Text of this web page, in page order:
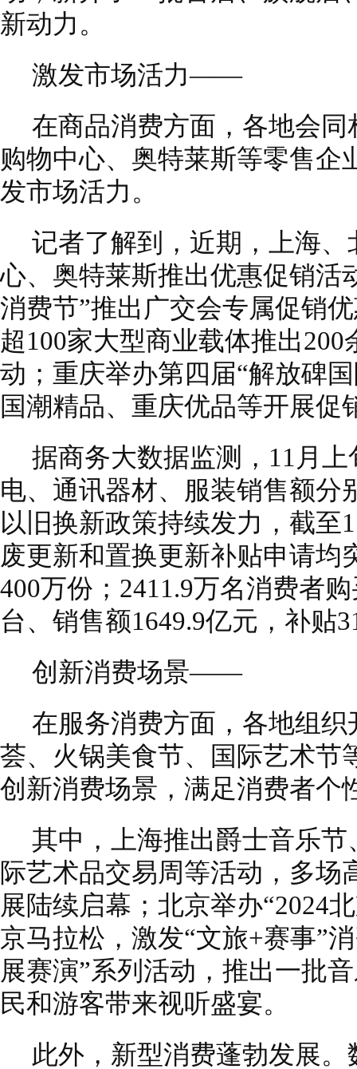
新动力。
激发市场活力——
在商品消费方面，各地会
购物中心、奥特莱斯等零售企
发市场活力。
记者了解到，近期，上海
心、奥特莱斯推出优惠促销活
消费节”推出广交会专属促销
超100家大型商业载体推出
动；重庆举办第四届“解放碑
国潮精品、重庆优品等开展促
据商务大数据监测，11月
电、通讯器材、服装销售额分
以旧换新政策持续发力，截至
废更新和置换更新补贴申请均
400万份；2411.9万名消费者
台、销售额1649.9亿元，补贴
创新消费场景——
在服务消费方面，各地组
荟、火锅美食节、国际艺术节
创新消费场景，满足消费者个
其中，上海推出爵士音乐
际艺术品交易周等活动，多场
展陆续启幕；北京举办“2024
京马拉松，激发“文旅+赛事”
展赛演”系列活动，推出一批
民和游客带来视听盛宴。
此外，新型消费蓬勃发展